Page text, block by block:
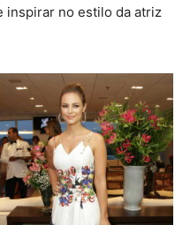
inspirar no estilo da atriz